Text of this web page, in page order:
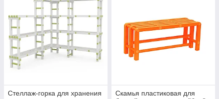
Стеллаж-горка для хранения
Скамья пластиковая для